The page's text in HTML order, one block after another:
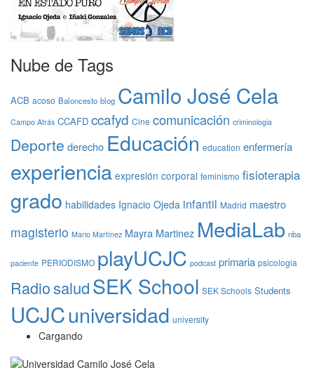
Nube de Tags
ACB acoso Baloncesto blog Camilo José Cela
Campo Atrás CCAFD ccafyd Cine comunicación criminologia
Deporte derecho Educación education enfermería
experiencia expresión corporal feminismo fisioterapia
grado habilidades Ignacio Ojeda infantil Madrid maestro
magisterio Mario Martínez Mayra Martinez MediaLab nba
paciente PERIODISMO playUCJC podcast primaria psicologia
RadiosaludSEK School SEK Schools Students
UCJCuniversidad university
Cargando